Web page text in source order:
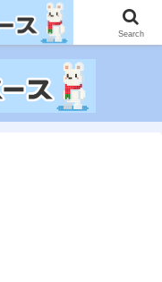
て、収益以上の課金をする無
Search